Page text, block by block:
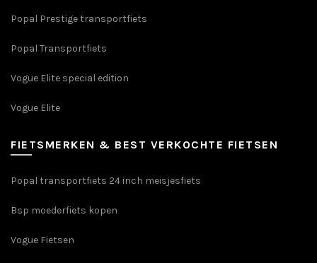
Popal Prestige transportfiets
Popal Transportfiets
Vogue Elite special edition
Vogue Elite
FIETSMERKEN & BEST VERKOCHTE FIETSEN
Popal transportfiets 24 inch meisjesfiets
Bsp moederfiets kopen
Vogue Fietsen